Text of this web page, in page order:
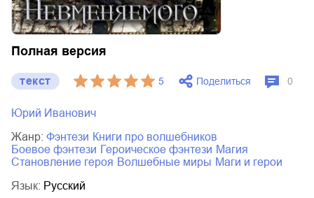
Полная версия
текст 5 Поделиться 0
Юрий Иванович
Жанр:
фэнтези
книги про волшебников
боевое фэнтези
героическое фэнтези
магия
становление героя
волшебные миры
маги и герои
Язык: Русский